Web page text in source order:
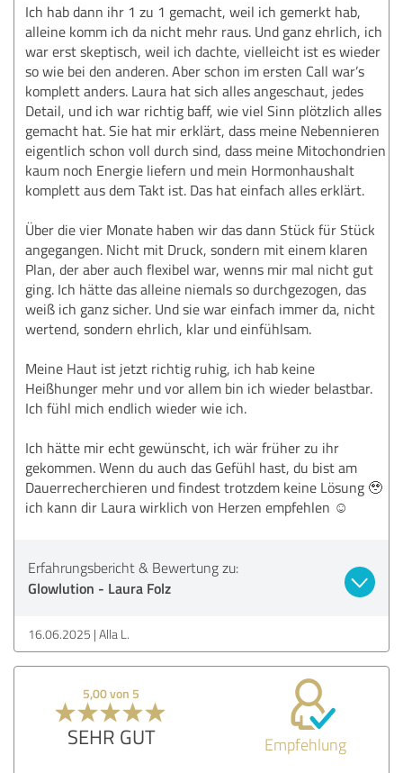
Ich hab dann ihr 1 zu 1 gemacht, weil ich gemerkt hab,
alleine komm ich da nicht mehr raus. Und ganz ehrlich, ich
war erst skeptisch, weil ich dachte, vielleicht ist es wieder
so wie bei den anderen. Aber schon im ersten Call war’s
komplett anders. Laura hat sich alles angeschaut, jedes
Detail, und ich war richtig baff, wie viel Sinn plötzlich alles
gemacht hat. Sie hat mir erklärt, dass meine Nebennieren
eigentlich schon voll durch sind, dass meine Mitochondrien
kaum noch Energie liefern und mein Hormonhaushalt
komplett aus dem Takt ist. Das hat einfach alles erklärt.
Über die vier Monate haben wir das dann Stück für Stück
angegangen. Nicht mit Druck, sondern mit einem klaren
Plan, der aber auch flexibel war, wenns mir mal nicht gut
ging. Ich hätte das alleine niemals so durchgezogen, das
weiß ich ganz sicher. Und sie war einfach immer da, nicht
wertend, sondern ehrlich, klar und einfühlsam.
Meine Haut ist jetzt richtig ruhig, ich hab keine
Heißhunger mehr und vor allem bin ich wieder belastbar.
Ich fühl mich endlich wieder wie ich.
Ich hätte mir echt gewünscht, ich wär früher zu ihr
gekommen. Wenn du auch das Gefühl hast, du bist am
Dauerrecherchieren und findest trotzdem keine Lösung 🥹
ich kann dir Laura wirklich von Herzen empfehlen ☺️
Erfahrungsbericht & Bewertung zu:
Glowlution - Laura Folz
16.06.2025 Alla L.
5,00 von 5
SEHR GUT Empfehlung